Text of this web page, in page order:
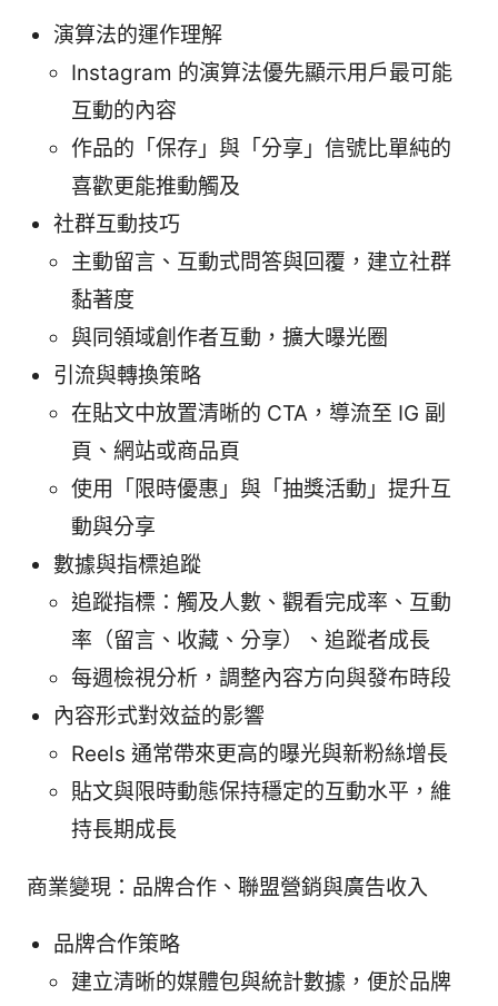
演算法的運作理解
Instagram 的演算法優先顯示用戶最可能
互動的內容
作品的「保存」與「分享」信號比單純的
喜歡更能推動觸及
社群互動技巧
主動留言、互動式問答與回覆，建立社群
黏著度
與同領域創作者互動，擴大曝光圈
引流與轉換策略
在貼文中放置清晰的 CTA，導流至 IG 副
頁、網站或商品頁
使用「限時優惠」與「抽獎活動」提升互
動與分享
數據與指標追蹤
追蹤指標：觸及人數、觀看完成率、互動
率（留言、收藏、分享）、追蹤者成長
每週檢視分析，調整內容方向與發布時段
內容形式對效益的影響
Reels 通常帶來更高的曝光與新粉絲增長
貼文與限時動態保持穩定的互動水平，維
持長期成長
商業變現：品牌合作、聯盟營銷與廣告收入
品牌合作策略
建立清晰的媒體包與統計數據，便於品牌